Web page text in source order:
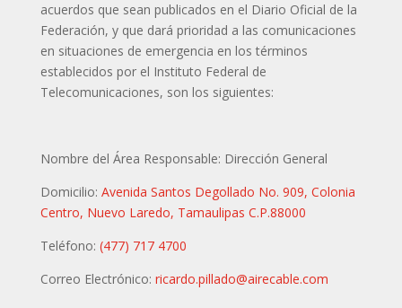
acuerdos que sean publicados en el Diario Oficial de la
Federación, y que dará prioridad a las comunicaciones
en situaciones de emergencia en los términos
establecidos por el Instituto Federal de
Telecomunicaciones, son los siguientes:
Nombre del Área Responsable: Dirección General
Domicilio: Avenida Santos Degollado No. 909, Colonia
Centro, Nuevo Laredo, Tamaulipas C.P.88000
Teléfono: (477) 717 4700
Correo Electrónico: ricardo.pillado@airecable.com